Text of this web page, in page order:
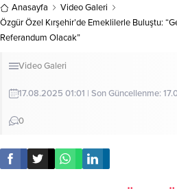
Anasayfa
Video Galeri
Özgür Özel Kırşehir’de Emeklilerle Buluştu:
Referandum Olacak”
Video Galeri
17.08.2025 01:01 | Son Güncellenme:
0